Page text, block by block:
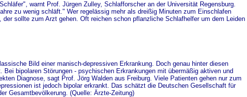
warnt Prof. Jürgen Zulley, Schlafforscher an der Universität Regensburg.
zu wenig schläft." Wer regelässig mehr als dreißig Minuten zum Einschlafen
sollte zum Arzt gehen. Oft reichen schon pflanzliche Schlafhelfer um dem Leiden
Bild einer manisch-depressiven Erkrankung. Doch genau hinter diesen
bipolaren Störungen - psychischen Erkrankungen mit übermäßig aktiven und
Diagnose, sagt Prof. Jörg Walden aus Freiburg. Viele Patienten gehen nur zum
ist jedoch bipolar erkrankt. Das schätzt die Deutschen Gesellschaft für
Gesamtbevölkerung. (Quelle: Ärzte-Zeitung)